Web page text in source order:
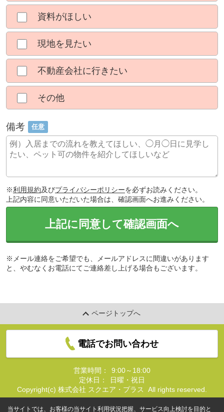
資料がほしい
現地を見たい
不動産会社に行きたい
その他
備考 任意
※利用規約及びプライバシーポリシーを必ずお読みください。
上記内容に同意いただいた場合は、確認画面へお進みください。
上記に同意して確認画面へ
※メール連絡をご希望でも、メールアドレスに間違いがあります
と、やむなくお電話にてご連絡差し上げる場合もございます。
ページトップへ
電話でお問い合わせ
営業時間：
9:00～18:00
定休日：
日曜・祝日
Copyright(c) 株式会社 スクエア・プラス All rights reserved.
当サイトでは、お客様の当サイト利用状況把握、サービス向上検討を目的と